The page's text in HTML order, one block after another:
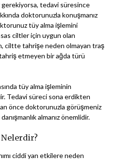
gerekiyorsa, tedavi süresince
doktorunuzla konuşmanız
tüy alma işlemini
ciltler için uygun olan
ciltte tahrişe neden olmayan traş
etmeyen bir ağda türü
tüy alma işleminin
Tedavi süreci sona erdikten
önce doktorunuzla görüşmeniz
almanız önemlidir.
ciddi yan etkilere neden